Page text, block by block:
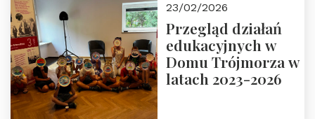
Rozmawiają red.
Grzegorz Górny i
prof. Michał
Łuczewski
23/02/2026
Przegląd działań
edukacyjnych w
Domu Trójmorza w
latach 2023-2026